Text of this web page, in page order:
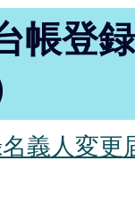
帳登
義人変更